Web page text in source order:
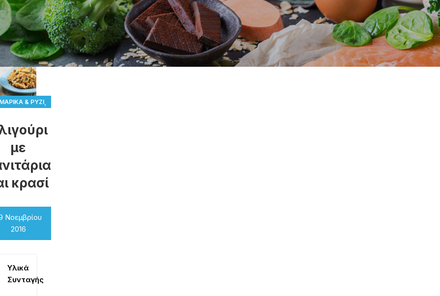
& ΡΎΖΙ,
με
κρασί
Νοεμβρίου
2016
Υλικά
Συνταγής